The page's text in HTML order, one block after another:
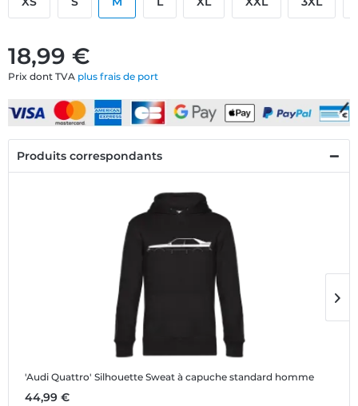
18,99 €
Prix dont TVA plus frais de port
Produits correspondants
'Audi Quattro' Silhouette Sweat à capuche standard homme
44,99 €